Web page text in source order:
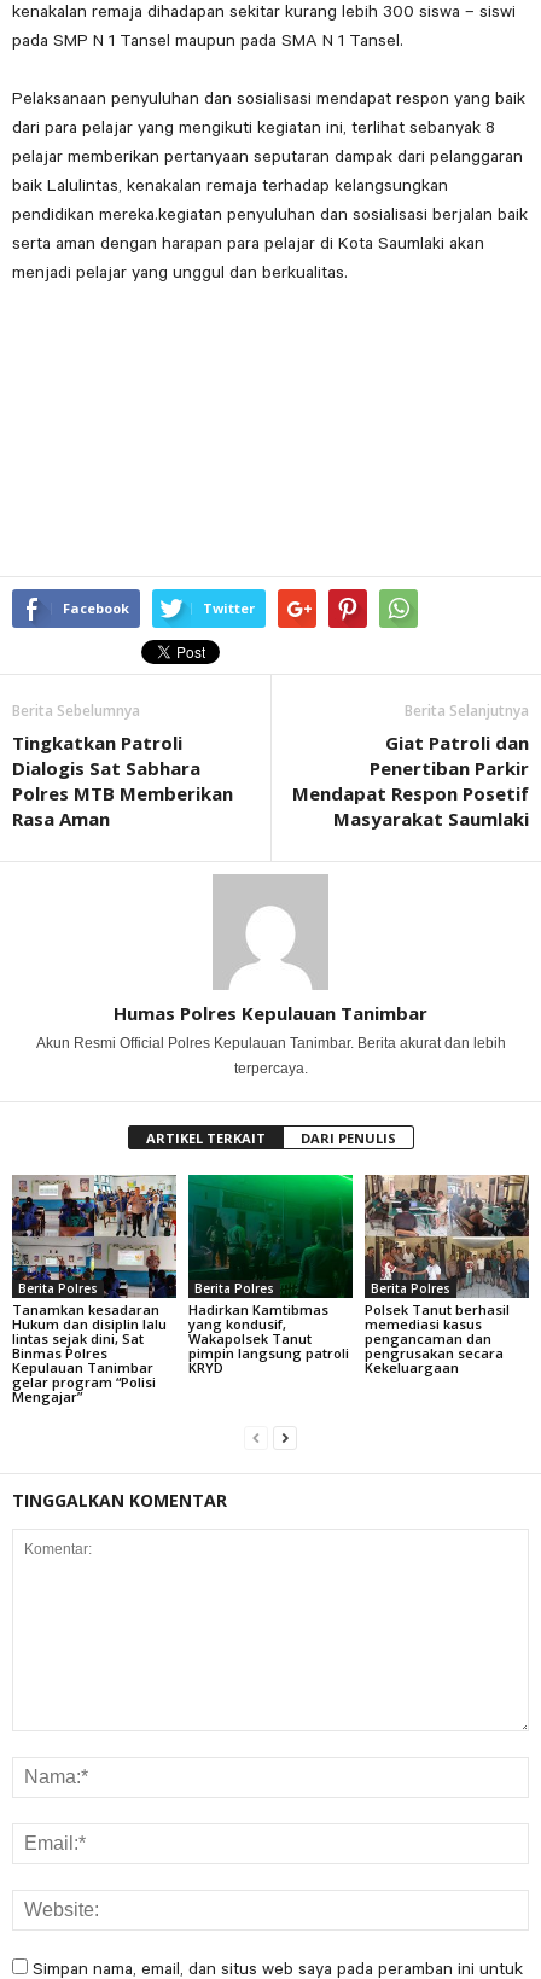
kenakalan remaja dihadapan sekitar kurang lebih 300 siswa – siswi
pada SMP N 1 Tansel maupun pada SMA N 1 Tansel.
Pelaksanaan penyuluhan dan sosialisasi mendapat respon yang baik
dari para pelajar yang mengikuti kegiatan ini, terlihat sebanyak 8
pelajar memberikan pertanyaan seputaran dampak dari pelanggaran
baik Lalulintas, kenakalan remaja terhadap kelangsungkan
pendidikan mereka.kegiatan penyuluhan dan sosialisasi berjalan baik
serta aman dengan harapan para pelajar di Kota Saumlaki akan
menjadi pelajar yang unggul dan berkualitas.
Facebook Twitter
Berita Sebelumnya
Tingkatkan Patroli
Dialogis Sat Sabhara
Polres MTB Memberikan
Rasa Aman
Berita Selanjutnya
Giat Patroli dan
Penertiban Parkir
Mendapat Respon Posetif
Masyarakat Saumlaki
Humas Polres Kepulauan Tanimbar
Akun Resmi Official Polres Kepulauan Tanimbar. Berita akurat dan lebih
terpercaya.
ARTIKEL TERKAIT DARI PENULIS
Berita Polres
Tanamkan kesadaran
Hukum dan disiplin lalu
lintas sejak dini, Sat
Binmas Polres
Kepulauan Tanimbar
gelar program “Polisi
Mengajar”
Berita Polres
Hadirkan Kamtibmas
yang kondusif,
Wakapolsek Tanut
pimpin langsung patroli
KRYD
Berita Polres
Polsek Tanut berhasil
memediasi kasus
pengancaman dan
pengrusakan secara
Kekeluargaan
TINGGALKAN KOMENTAR
Simpan nama, email, dan situs web saya pada peramban ini untuk